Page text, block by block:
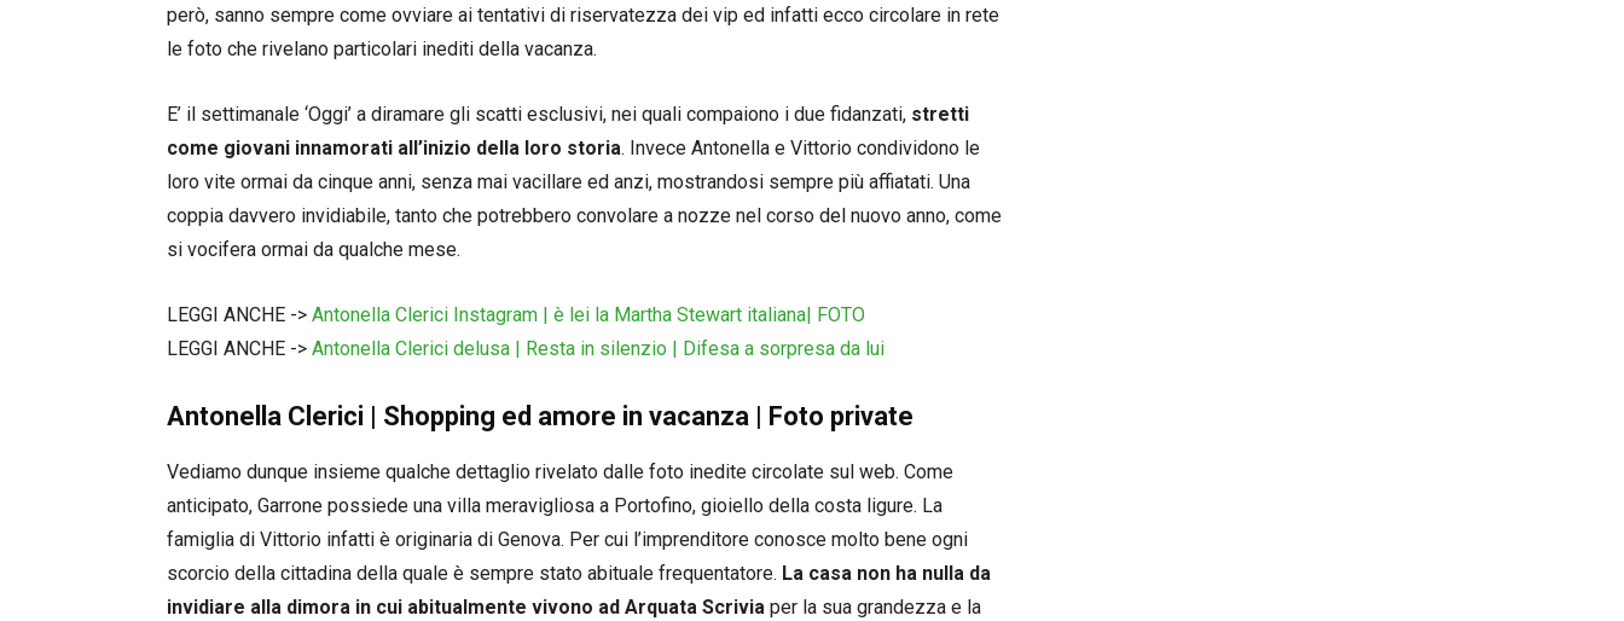
però, sanno sempre come ovviare ai tentativi di riservatezza dei vip ed infatti ecco circolare in rete
le foto che rivelano particolari inediti della vacanza.
E’ il settimanale ‘Oggi’ a diramare gli scatti esclusivi, nei quali compaiono i due fidanzati, stretti
come giovani innamorati all’inizio della loro storia. Invece Antonella e Vittorio condividono le
loro vite ormai da cinque anni, senza mai vacillare ed anzi, mostrandosi sempre più affiatati. Una
coppia davvero invidiabile, tanto che potrebbero convolare a nozze nel corso del nuovo anno, come
si vocifera ormai da qualche mese.
LEGGI ANCHE -> Antonella Clerici Instagram | è lei la Martha Stewart italiana| FOTO
LEGGI ANCHE -> Antonella Clerici delusa | Resta in silenzio | Difesa a sorpresa da lui
Antonella Clerici | Shopping ed amore in vacanza | Foto private
Vediamo dunque insieme qualche dettaglio rivelato dalle foto inedite circolate sul web. Come
anticipato, Garrone possiede una villa meravigliosa a Portofino, gioiello della costa ligure. La
famiglia di Vittorio infatti è originaria di Genova. Per cui l’imprenditore conosce molto bene ogni
scorcio della cittadina della quale è sempre stato abituale frequentatore. La casa non ha nulla da
invidiare alla dimora in cui abitualmente vivono ad Arquata Scrivia per la sua grandezza e la